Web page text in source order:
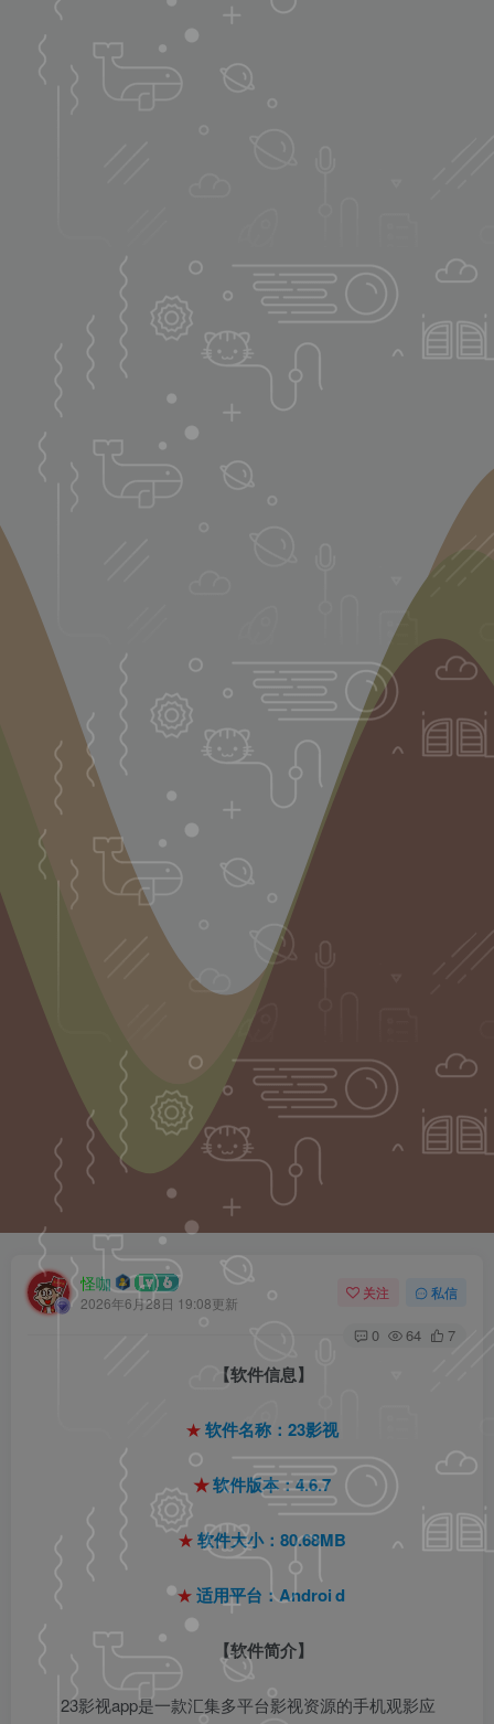
怪咖
2026年6月28日 19:08更新
关注 私信
0 64 7
【软件信息】
★软件名称：23影视
★软件版本：4.6.7
★软件大小：80.68MB
★适用平台：Android
【软件简介】
23影视app是一款汇集多平台影视资源的手机观影应